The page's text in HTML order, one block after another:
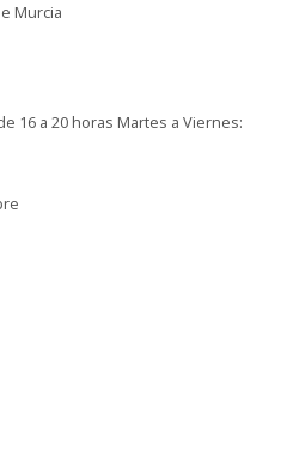
Murcia
16 a 20 horas Martes a Viernes: